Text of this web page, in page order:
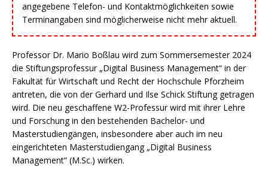
angegebene Telefon- und Kontaktmöglichkeiten sowie
Terminangaben sind möglicherweise nicht mehr aktuell.
Professor Dr. Mario Boßlau wird zum Sommersemester 2024
die Stiftungsprofessur „Digital Business Management“ in der
Fakultät für Wirtschaft und Recht der Hochschule Pforzheim
antreten, die von der Gerhard und Ilse Schick Stiftung getragen
wird. Die neu geschaffene W2-Professur wird mit ihrer Lehre
und Forschung in den bestehenden Bachelor- und
Masterstudiengängen, insbesondere aber auch im neu
eingerichteten Masterstudiengang „Digital Business
Management“ (M.Sc.) wirken.